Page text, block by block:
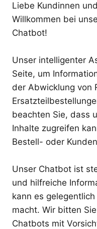
Liebe Kundinnen
Willkommen bei
Chatbot!
Unser intelligenter
Seite, um
der Abwicklung von
beachten Sie, dass
Inhalte zugreifen
Bestell- oder
Unser Chatbot ist
und hilfreiche
kann es
macht. Wir bitten
Chatbots mit